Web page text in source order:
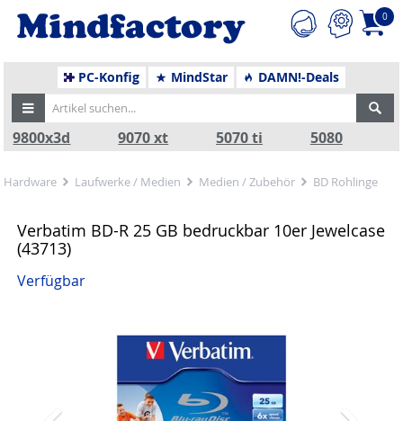
0
PC-Konfig MindStar DAMN!-Deals
9800x3d 9070 xt 5070 ti 5080
Hardware Laufwerke / Medien Medien / Zubehör BD Rohlinge
Verbatim BD-R 25 GB bedruckbar 10er Jewelcase
(43713)
Verfügbar
Zurück